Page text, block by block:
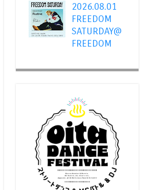
2026.08.01
FREEDOM
SATURDAY@
FREEDOM